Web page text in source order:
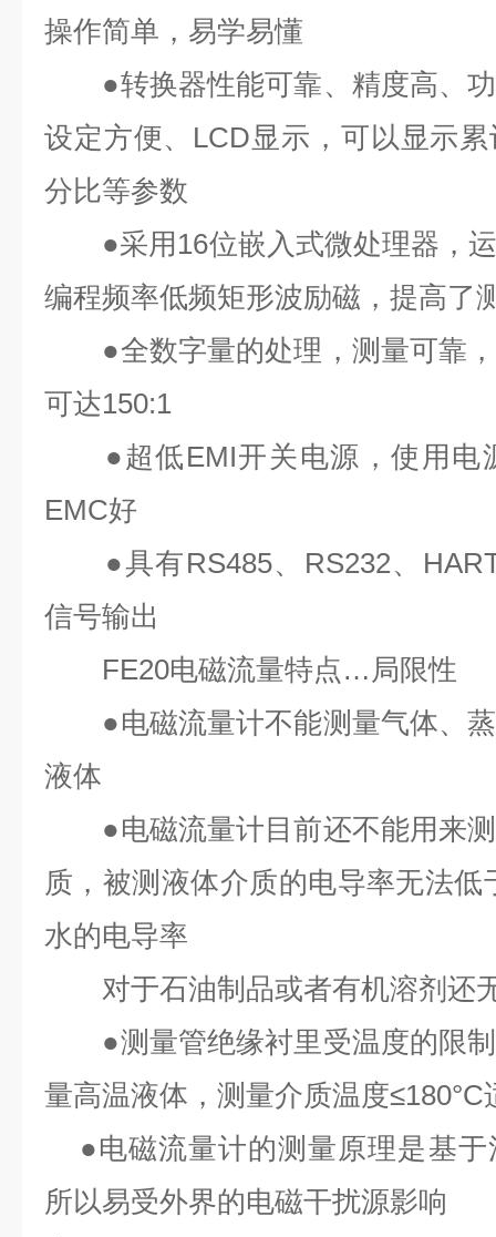
操作简单，易学易懂
●转换器性能可靠、精度高、
设定方便、 LCD显示，可以显示
分比等参数
●采用 16位嵌入式微处理器，
编程频率低频矩形波励磁，提高了
●全数字量的处理 ，测量可靠
可达150:1
●超低EMI开关电源，使用电
EMC好
●具有RS485、 RS232、
信号输出
FE20电磁流量特点… 局限性
●电磁流量计不能测量气体、
液体
●电磁流量计目前还不能用来
质，被测液体介质的电导率无法低
水的电导率
对于石油制品或者有机溶剂还
●测量管绝缘衬里受温度的限
量高温液体，测量介质温度≤180°C
●电磁流量计的测量原理是基
所以易受外界的电磁干扰源影响